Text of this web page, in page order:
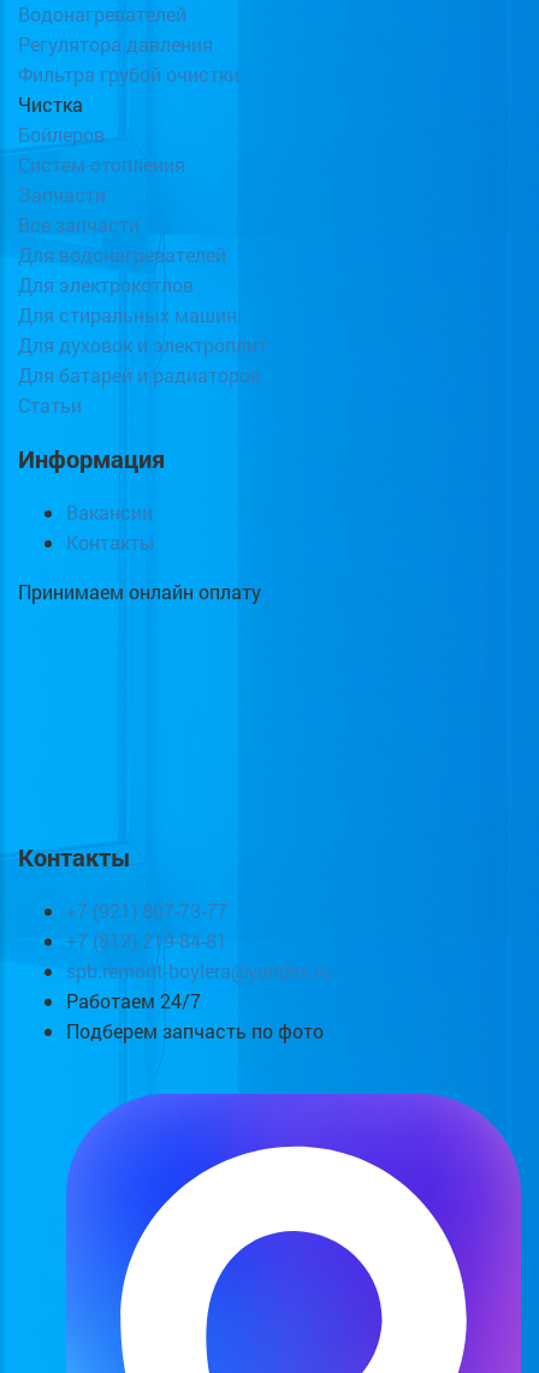
Водонагревателей
Регулятора давления
Фильтра грубой очистки
Чистка
Бойлеров
Систем отопления
Запчасти
Все запчасти
Для водонагревателей
Для электрокотлов
Для стиральных машин
Для духовок и электроплит
Для батарей и радиаторов
Статьи
Информация
Вакансии
Контакты
Принимаем онлайн оплату
Контакты
+7 (921) 807-73-77
+7 (812) 219-84-81
spb.remont-boylera@yandex.ru
Работаем 24/7
Подберем запчасть по фото